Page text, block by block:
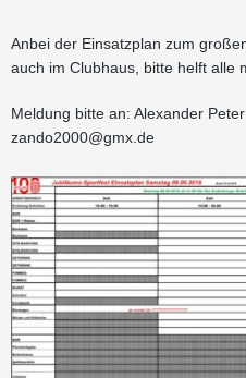
Anbei der Einsatzplan zum
auch im Clubhaus, bitte helft alle
Meldung bitte an: Alexander
zando2000@gmx.de